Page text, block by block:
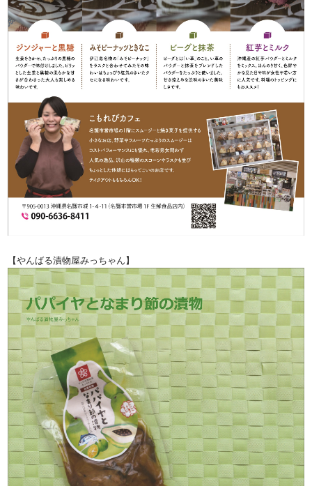
【やんばる漬物屋みっちゃん】